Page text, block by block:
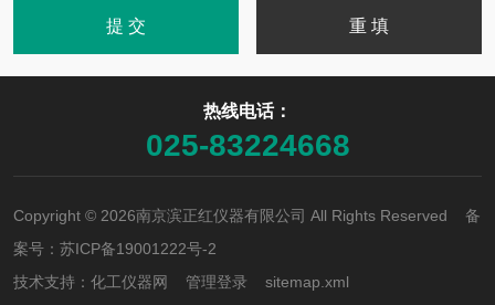
热线电话：
025-83224668
Copyright © 2026南京滨正红仪器有限公司 All Rights Reserved 备
案号： 苏ICP备19001222号-2
技术支持： 化工仪器网 管理登录 sitemap.xml